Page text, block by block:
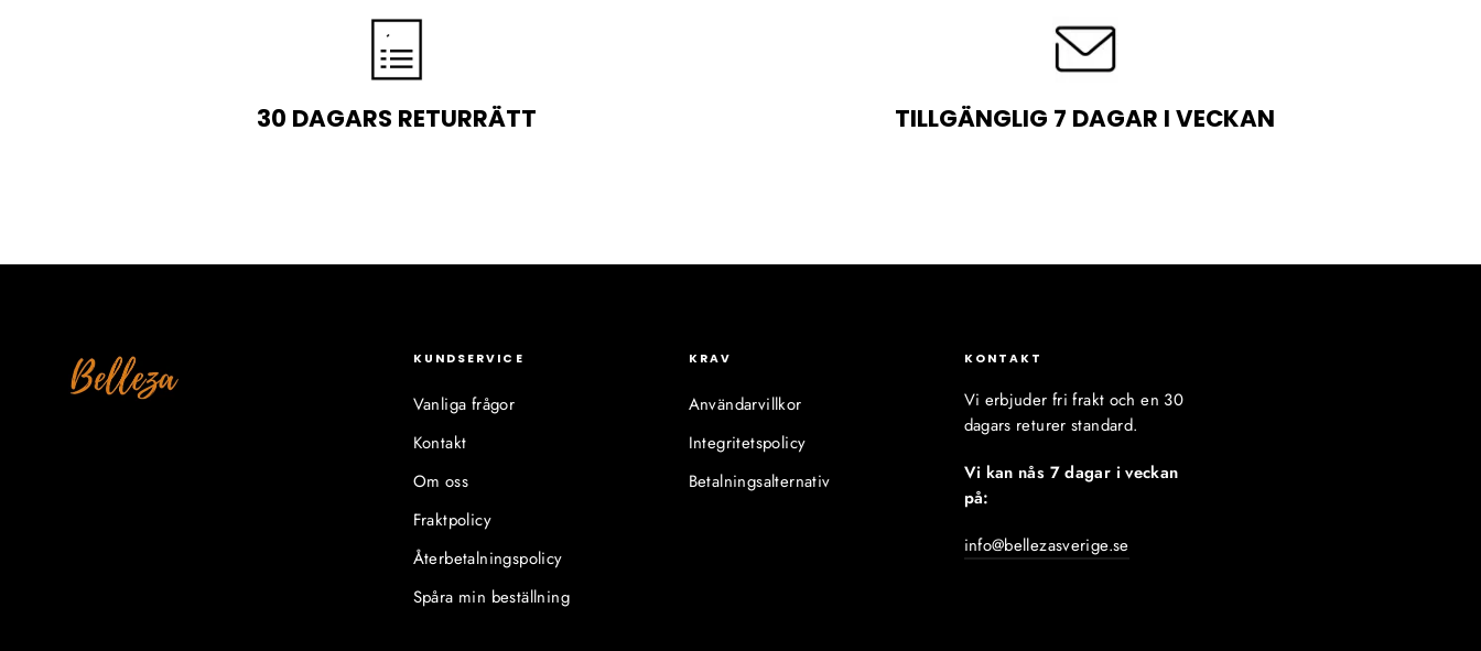
30 DAGARS RETURRÄTT TILLGÄNGLIG 7 DAGAR I VECKAN
KUNDSERVICE
Vanliga frågor
Kontakt
Om oss
Fraktpolicy
Återbetalningspolicy
Spåra min beställning
KRAV
Användarvillkor
Integritetspolicy
Betalningsalternativ
KONTAKT
Vi erbjuder fri frakt och en 30
dagars returer standard.
Vi kan nås 7 dagar i veckan
på:
info@bellezasverige.se